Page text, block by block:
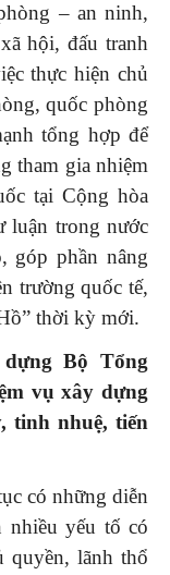
– an ninh,
hội, đấu tranh
thực hiện chủ
quốc phòng
tổng hợp để
tham gia nhiệm
tại Cộng hòa
luận trong nước
góp phần nâng
trường quốc tế,
thời kỳ mới.
Bộ Tổng
vụ xây dựng
tinh nhuệ, tiến
có những diễn
nhiều yếu tố có
quyền, lãnh thổ